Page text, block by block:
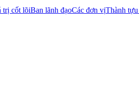
trị cốt lõiBan lãnh đạoCác đơn vịThành